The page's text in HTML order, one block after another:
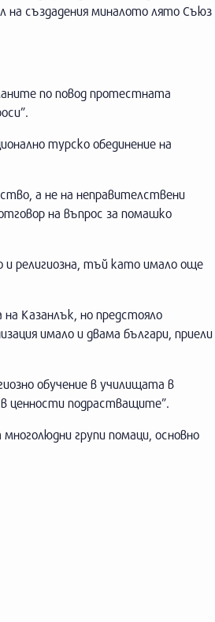
на създадения миналото лято Съюз
по повод протестната
турско обединение на
а не на неправителствени
на въпрос за помашко
религиозна, тъй като имало още
Казанлък, но предстояло
имало и двама българи, приели
обучение в училищата в
ценности подрастващите”.
групи помаци, основно